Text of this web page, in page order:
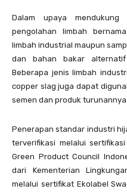
Dalam upaya
pengolahan limbah
limbah industrial maupun
dan bahan bakar alternatif
Beberapa jenis limbah
copper slag juga dapat
semen dan produk turunannya.
Penerapan standar industri
terverifikasi melalui
Green Product Council
dari Kementerian
melalui sertifikat Ekolabel